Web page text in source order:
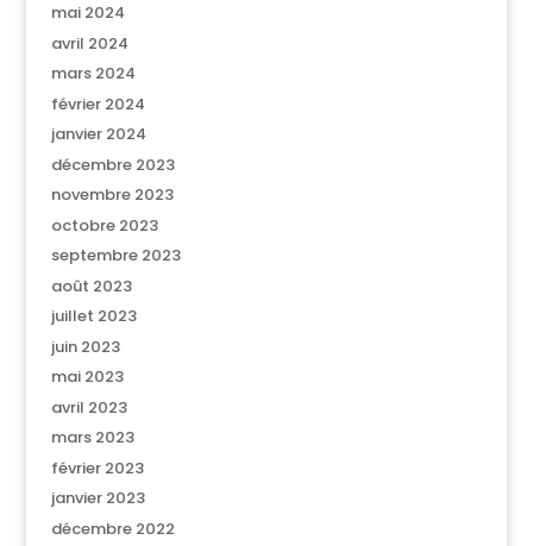
mai 2024
avril 2024
mars 2024
février 2024
janvier 2024
décembre 2023
novembre 2023
octobre 2023
septembre 2023
août 2023
juillet 2023
juin 2023
mai 2023
avril 2023
mars 2023
février 2023
janvier 2023
décembre 2022